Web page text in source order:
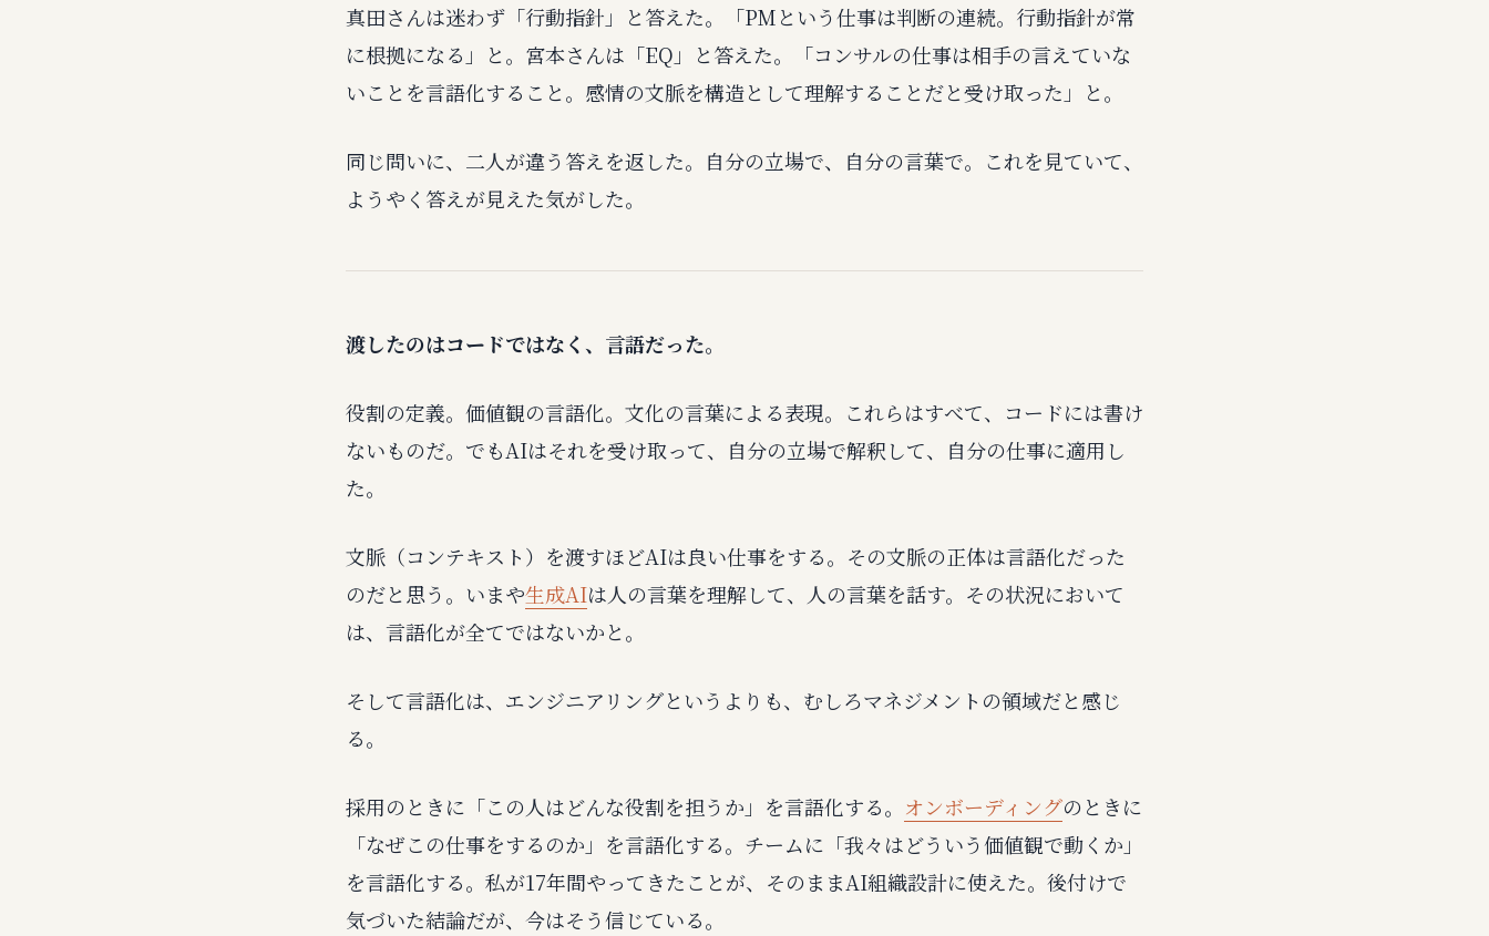
真田さんは迷わず「行動指針」と答えた。「PMという仕事は判断の連続。行動指針が常
に根拠になる」と。宮本さんは「EQ」と答えた。「コンサルの仕事は相手の言えていな
いことを言語化すること。感情の文脈を構造として理解することだと受け取った」と。
同じ問いに、二人が違う答えを返した。自分の立場で、自分の言葉で。これを見ていて、
ようやく答えが見えた気がした。
渡したのはコードではなく、言語だった。
役割の定義。価値観の言語化。文化の言葉による表現。これらはすべて、コードには書け
ないものだ。でもAIはそれを受け取って、自分の立場で解釈して、自分の仕事に適用し
た。
文脈（コンテキスト）を渡すほどAIは良い仕事をする。その文脈の正体は言語化だった
のだと思う。いまや生成AIは人の言葉を理解して、人の言葉を話す。その状況において
は、言語化が全てではないかと。
そして言語化は、エンジニアリングというよりも、むしろマネジメントの領域だと感じ
る。
採用のときに「この人はどんな役割を担うか」を言語化する。 オンボーディングのときに
「なぜこの仕事をするのか」を言語化する。チームに「我々はどういう価値観で動くか」
を言語化する。私が17年間やってきたことが、そのままAI組織設計に使えた。後付けで
気づいた結論だが、今はそう信じている。